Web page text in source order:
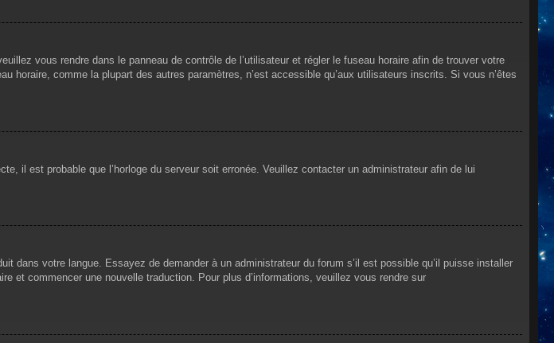
vous rendre dans le panneau de contrôle de l’utilisateur et régler le fuseau horaire afin de trouver votre
comme la plupart des autres paramètres, n’est accessible qu’aux utilisateurs inscrits. Si vous n’êtes
il est probable que l’horloge du serveur soit erronée. Veuillez contacter un administrateur afin de lui
dans votre langue. Essayez de demander à un administrateur du forum s’il est possible qu’il puisse installer
et commencer une nouvelle traduction. Pour plus d’informations, veuillez vous rendre sur